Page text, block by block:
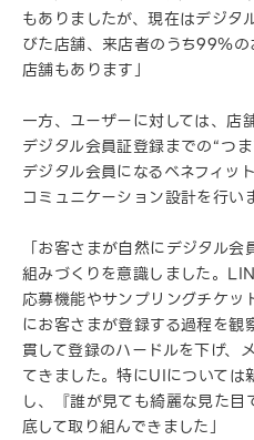
もありましたが、現在はデジ
びた店舗、来店者のうち99％
店舗もあります」
一方、ユーザーに対しては、店
デジタル会員証登録までの“つ
デジタル会員になるベネフィッ
コミュニケーション設計を行い
「お客さまが自然にデジタル
組みづくりを意識しました。
応募機能やサンプリングチケッ
にお客さまが登録する過程を
貫して登録のハードルを下げ、
てきました。特にUIについて
し、『誰が見ても綺麗な見た
底して取り組んできました」